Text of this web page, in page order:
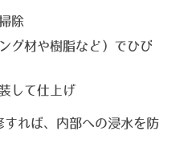
除
グ材や樹脂など）でひび
して仕上げ
れば、内部への浸水を防